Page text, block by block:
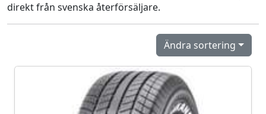
direkt från svenska återförsäljare.
Ändra sortering